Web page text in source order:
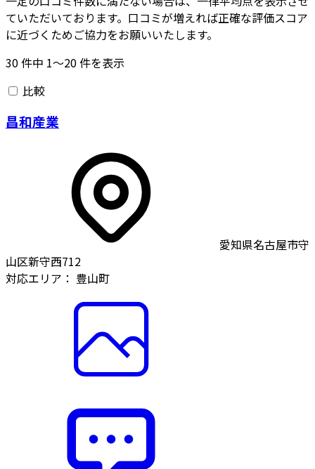
ていただいております。口コミが増えれば正確な評価スコア
に近づくためご協力をお願いいたします。
30件中 1〜20件を表示
比較
昌和産業
愛知県名古屋市守
山区新守西712
対応エリア： 豊山町